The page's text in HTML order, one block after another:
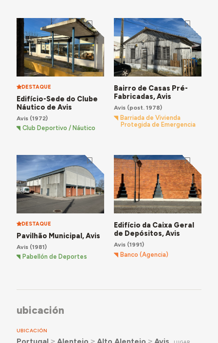
DESTAQUE
Edifício-Sede do Clube
Náutico de Avis
Avis(1972)
Club Deportivo / Náutico
Bairro de Casas Pré-
Fabricadas, Avis
Avis(post. 1978)
Barriada de Vivienda
Protegida de Emergencia
DESTAQUE
Pavilhão Municipal, Avis
Avis(1981)
Pabellón de Deportes
Edifício da Caixa Geral
de Depósitos, Avis
Avis(1991)
Banco (Agencia)
ubicación
UBICACIÓN